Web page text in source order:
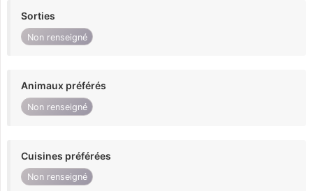
Sorties
Non renseigné
Animaux préférés
Non renseigné
Cuisines préférées
Non renseigné